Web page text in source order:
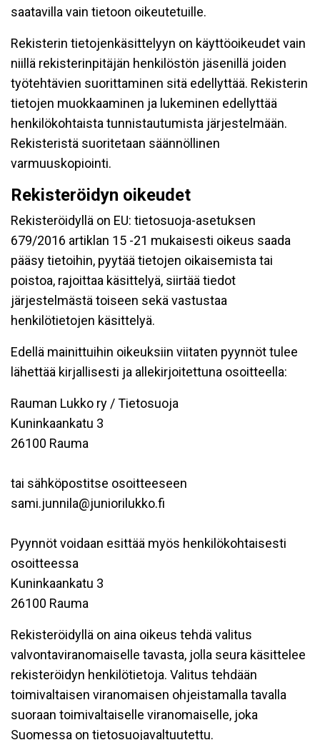
saatavilla vain tietoon oikeutetuille.
Rekisterin tietojenkäsittelyyn on käyttöoikeudet vain
niillä rekisterinpitäjän henkilöstön jäsenillä joiden
työtehtävien suorittaminen sitä edellyttää. Rekisterin
tietojen muokkaaminen ja lukeminen edellyttää
henkilökohtaista tunnistautumista järjestelmään.
Rekisteristä suoritetaan säännöllinen
varmuuskopiointi.
Rekisteröidyn oikeudet
Rekisteröidyllä on EU: tietosuoja-asetuksen
679/2016 artiklan 15 -21 mukaisesti oikeus saada
pääsy tietoihin, pyytää tietojen oikaisemista tai
poistoa, rajoittaa käsittelyä, siirtää tiedot
järjestelmästä toiseen sekä vastustaa
henkilötietojen käsittelyä.
Edellä mainittuihin oikeuksiin viitaten pyynnöt tulee
lähettää kirjallisesti ja allekirjoitettuna osoitteella:
Rauman Lukko ry / Tietosuoja
Kuninkaankatu 3
26100 Rauma
tai sähköpostitse osoitteeseen
sami.junnila@juniorilukko.fi
Pyynnöt voidaan esittää myös henkilökohtaisesti
osoitteessa
Kuninkaankatu 3
26100 Rauma
Rekisteröidyllä on aina oikeus tehdä valitus
valvontaviranomaiselle tavasta, jolla seura käsittelee
rekisteröidyn henkilötietoja. Valitus tehdään
toimivaltaisen viranomaisen ohjeistamalla tavalla
suoraan toimivaltaiselle viranomaiselle, joka
Suomessa on tietosuojavaltuutettu.